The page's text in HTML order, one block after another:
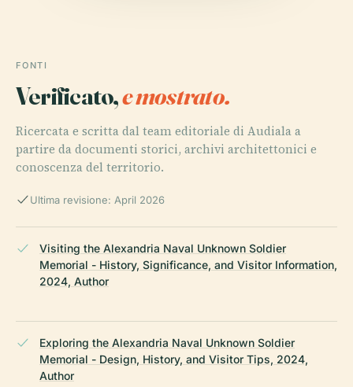
FONTI
Verificato,e mostrato.
Ricercata e scritta dal team editoriale di Audiala a
partire da documenti storici, archivi architettonici e
conoscenza del territorio.
Ultima revisione: April 2026
Visiting the Alexandria Naval Unknown Soldier
Memorial - History, Significance, and Visitor Information,
2024, Author
Exploring the Alexandria Naval Unknown Soldier
Memorial - Design, History, and Visitor Tips, 2024,
Author